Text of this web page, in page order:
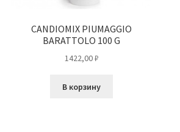
CANDIOMIX PIUMAGGIO
BARATTOLO 100 G
1422,00₽
В корзину